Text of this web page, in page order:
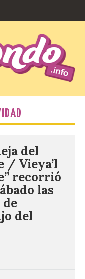
del
/ Vieya’l
recorrió
las
de
del